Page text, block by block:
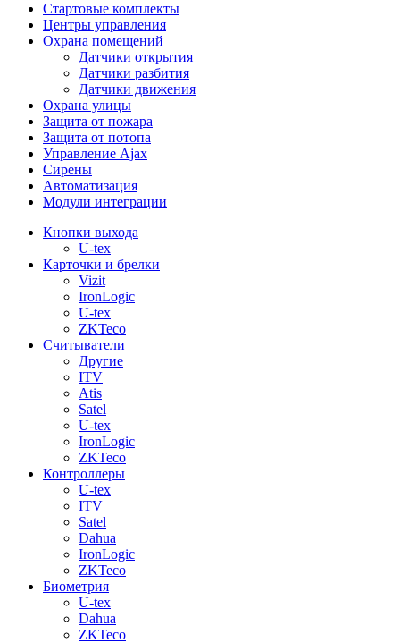
Стартовые комплекты
Центры управления
Охрана помещений
Датчики открытия
Датчики разбития
Датчики движения
Охрана улицы
Защита от пожара
Защита от потопа
Управление Ajax
Сирены
Автоматизация
Модули интеграции
Кнопки выхода
U-tex
Карточки и брелки
Vizit
IronLogic
U-tex
ZKTeco
Считыватели
Другие
ITV
Atis
Satel
U-tex
IronLogic
ZKTeco
Контроллеры
U-tex
ITV
Satel
Dahua
IronLogic
ZKTeco
Биометрия
U-tex
Dahua
ZKTeco